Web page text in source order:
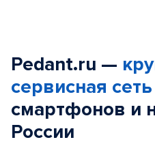
Pedant.ru —
сервисная сеть
смартфонов и
России